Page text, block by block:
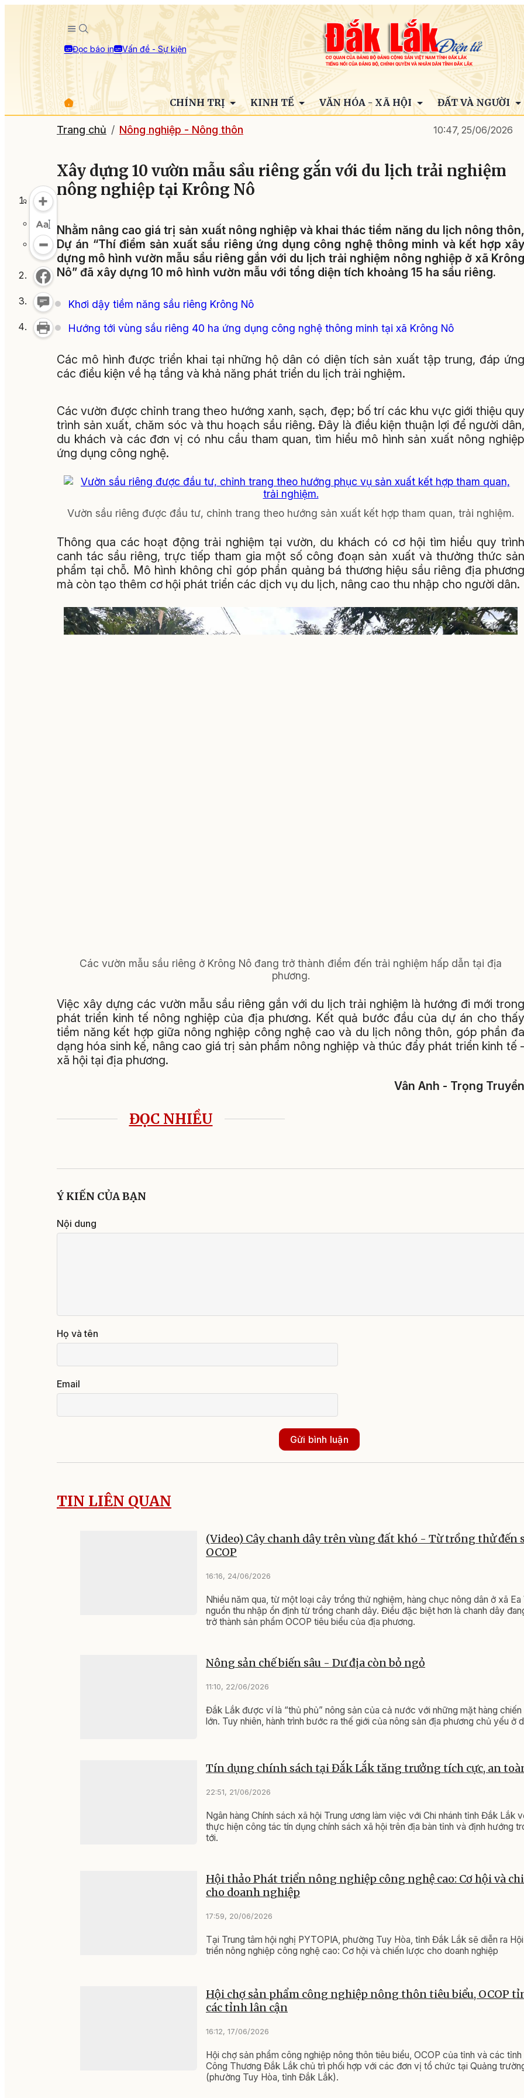
Đọc báo in Vấn đề - Sự kiện
CHÍNH TRỊ KINH TẾ VĂN HÓA - XÃ HỘI ĐẤT VÀ NGƯỜI
Trang chủ Nông nghiệp - Nông thôn 10:47, 25/06/2026
Xây dựng 10 vườn mẫu sầu riêng gắn với du lịch trải nghiệm
nông nghiệp tại Krông Nô
Nhằm nâng cao giá trị sản xuất nông nghiệp và khai thác tiềm năng du lịch nông thôn,
Dự án “Thí điểm sản xuất sầu riêng ứng dụng công nghệ thông minh và kết hợp xây
dựng mô hình vườn mẫu sầu riêng gắn với du lịch trải nghiệm nông nghiệp ở xã Krông
Nô” đã xây dựng 10 mô hình vườn mẫu với tổng diện tích khoảng 15 ha sầu riêng.
Khơi dậy tiềm năng sầu riêng Krông Nô
Hướng tới vùng sầu riêng 40 ha ứng dụng công nghệ thông minh tại xã Krông Nô
Các mô hình được triển khai tại những hộ dân có diện tích sản xuất tập trung, đáp ứng
các điều kiện về hạ tầng và khả năng phát triển du lịch trải nghiệm.
Các vườn được chỉnh trang theo hướng xanh, sạch, đẹp; bố trí các khu vực giới thiệu quy
trình sản xuất, chăm sóc và thu hoạch sầu riêng. Đây là điều kiện thuận lợi để người dân,
du khách và các đơn vị có nhu cầu tham quan, tìm hiểu mô hình sản xuất nông nghiệp
ứng dụng công nghệ.
Vườn sầu riêng được đầu tư, chỉnh trang theo hướng sản xuất kết hợp tham quan, trải nghiệm.
Thông qua các hoạt động trải nghiệm tại vườn, du khách có cơ hội tìm hiểu quy trình
canh tác sầu riêng, trực tiếp tham gia một số công đoạn sản xuất và thưởng thức sản
phẩm tại chỗ. Mô hình không chỉ góp phần quảng bá thương hiệu sầu riêng địa phương
mà còn tạo thêm cơ hội phát triển các dịch vụ du lịch, nâng cao thu nhập cho người dân.
Các vườn mẫu sầu riêng ở Krông Nô đang trở thành điểm đến trải nghiệm hấp dẫn tại địa
phương.
Việc xây dựng các vườn mẫu sầu riêng gắn với du lịch trải nghiệm là hướng đi mới trong
phát triển kinh tế nông nghiệp của địa phương. Kết quả bước đầu của dự án cho thấy
tiềm năng kết hợp giữa nông nghiệp công nghệ cao và du lịch nông thôn, góp phần đa
dạng hóa sinh kế, nâng cao giá trị sản phẩm nông nghiệp và thúc đẩy phát triển kinh tế -
xã hội tại địa phương.
Vân Anh - Trọng Truyển
ĐỌC NHIỀU
Ý KIẾN CỦA BẠN
Nội dung
Họ và tên
Email
Gửi bình luận
TIN LIÊN QUAN
(Video) Cây chanh dây trên vùng đất khó - Từ trồng thử đến
OCOP
16:16, 24/06/2026
Nhiều năm qua, từ một loại cây trồng thử nghiệm, hàng chục nông dân ở xã Ea
nguồn thu nhập ổn định từ trồng chanh dây. Điều đặc biệt hơn là chanh dây
trở thành sản phẩm OCOP tiêu biểu của địa phương.
Nông sản chế biến sâu - Dư địa còn bỏ ngỏ
11:10, 22/06/2026
Đắk Lắk được ví là “thủ phủ” nông sản của cả nước với những mặt hàng
lớn. Tuy nhiên, hành trình bước ra thế giới của nông sản địa phương chủ yếu ở
Tín dụng chính sách tại Đắk Lắk tăng trưởng tích cực, an
22:51, 21/06/2026
Ngân hàng Chính sách xã hội Trung ương làm việc với Chi nhánh tỉnh Đắk Lắk
thực hiện công tác tín dụng chính sách xã hội trên địa bàn tỉnh và định hướng
tới.
Hội thảo Phát triển nông nghiệp công nghệ cao: Cơ hội và
cho doanh nghiệp
17:59, 20/06/2026
Tại Trung tâm hội nghị PYTOPIA, phường Tuy Hòa, tỉnh Đắk Lắk sẽ diễn ra
triển nông nghiệp công nghệ cao: Cơ hội và chiến lược cho doanh nghiệp
Hội chợ sản phẩm công nghiệp nông thôn tiêu biểu, OCOP
các tỉnh lân cận
16:12, 17/06/2026
Hội chợ sản phẩm công nghiệp nông thôn tiêu biểu, OCOP của tỉnh và các
Công Thương Đắk Lắk chủ trì phối hợp với các đơn vị tổ chức tại Quảng
(phường Tuy Hòa, tỉnh Đắk Lắk).